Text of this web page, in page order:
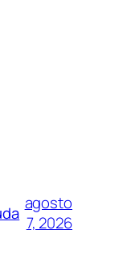
agosto
7, 2026